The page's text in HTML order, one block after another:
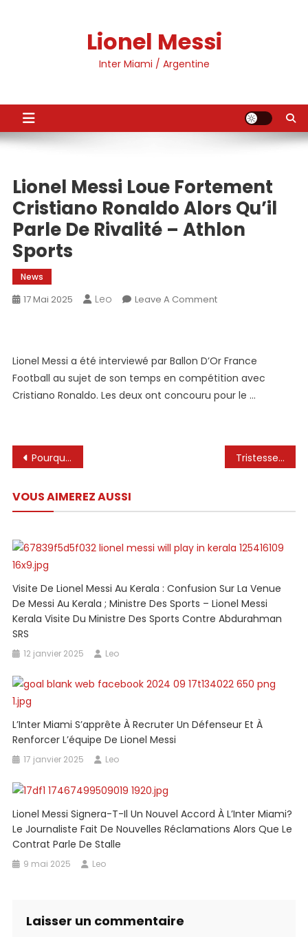
Lionel Messi
Inter Miami / Argentine
Lionel Messi Loue Fortement
Cristiano Ronaldo Alors Qu’il
Parle De Rivalité – Athlon
Sports
News
17 Mai 2025 Leo Leave A CommentOn
Fortement
Cristiano
Ronaldo
Rivalité
Lionel Messi a été interviewé par Ballon D’Or France
Football au sujet de son temps en compétition avec
Cristiano Ronaldo. Les deux ont concouru pour le …
Navigation
l’article
Pourquoi la deuxième plus grande star d’Argentine derrière Lionel Messi ‘Franco Colapinto n’a qu’un accord de cinq courses à Alpine Tristesse et colère maximale de Leo Messi à Miami 😭
VOUS AIMEREZ AUSSI
Visite De Lionel Messi Au Kerala : Confusion Sur La Venue
De Messi Au Kerala ; Ministre Des Sports – Lionel Messi
Kerala Visite Du Ministre Des Sports Contre Abdurahman
SRS
12 janvier 2025 Leo
L’Inter Miami S’apprête À Recruter Un Défenseur Et À
Renforcer L’équipe De Lionel Messi
17 janvier 2025 Leo
Lionel Messi Signera-T-Il Un Nouvel Accord À L’Inter Miami?
Le Journaliste Fait De Nouvelles Réclamations Alors Que Le
Contrat Parle De Stalle
9 mai 2025 Leo
Laisser un commentaire